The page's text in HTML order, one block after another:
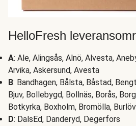
HelloFresh
A: Ale, Alingsås, Alnö, Alvesta,
Arvika, Askersund, Avesta
B: Bandhagen, Bålsta, Båstad,
Bjuv, Bollebygd, Bollnäs, Borås,
Botkyrka, Boxholm, Bromölla, Burlöv
D: DalsEd, Danderyd, Degerfors